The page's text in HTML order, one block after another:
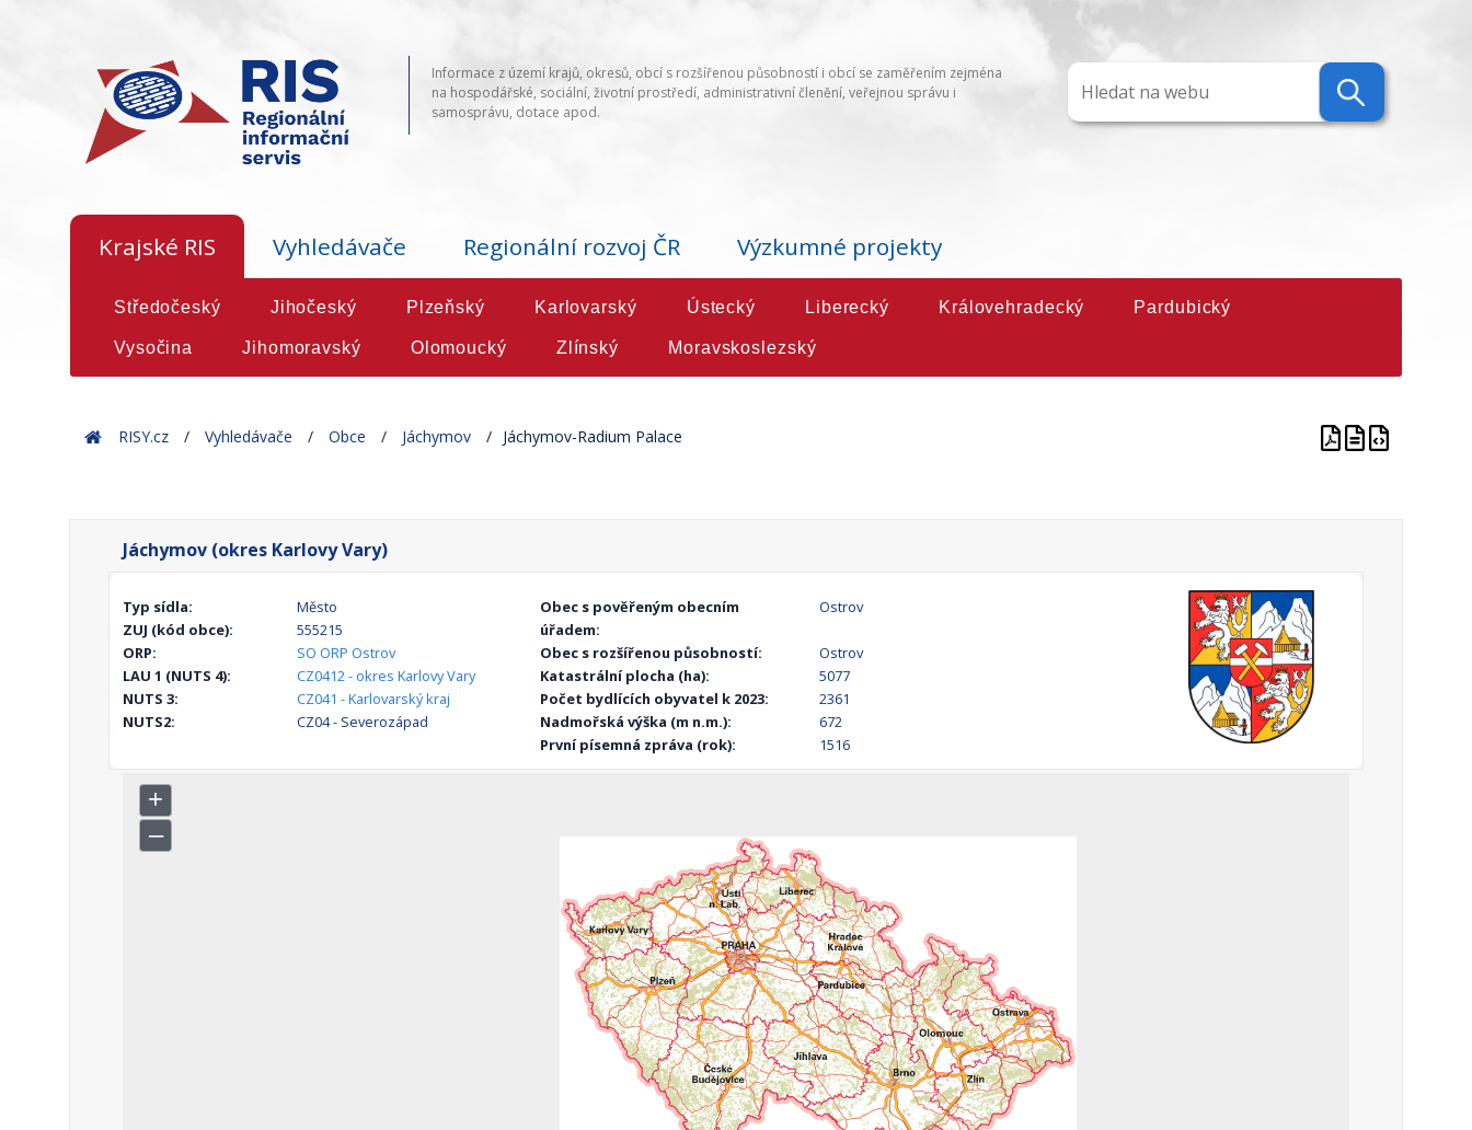
Informace z území krajů, okresů, obcí s rozšířenou působností i obcí se zaměřením zejména
na hospodářské, sociální, životní prostředí, administrativní členění, veřejnou správu i
samosprávu, dotace apod.
Krajské RIS Vyhledávače Regionální rozvoj ČR Výzkumné projekty
Středočeský Jihočeský Plzeňský Karlovarský Ústecký Liberecký Královehradecký Pardubický
Vysočina Jihomoravský Olomoucký Zlínský Moravskoslezský
HomeRISY.cz Vyhledávače Obce Jáchymov Jáchymov-Radium Palace
Jáchymov (okres Karlovy Vary)
Typ sídla:
Město
ZUJ (kód obce):
555215
ORP:
SO ORP Ostrov
LAU 1 (NUTS 4):
CZ0412 - okres Karlovy Vary
NUTS 3:
CZ041 - Karlovarský kraj
NUTS2:
CZ04 - Severozápad
Obec s pověřeným obecním
úřadem:
Ostrov
Obec s rozšířenou působností:
Ostrov
Katastrální plocha (ha):
5077
Počet bydlících obyvatel k 2023:
2361
Nadmořská výška (m n.m.):
672
První písemná zpráva (rok):
1516